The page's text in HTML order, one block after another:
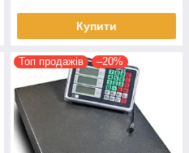
Купити
Топ продажів –20%